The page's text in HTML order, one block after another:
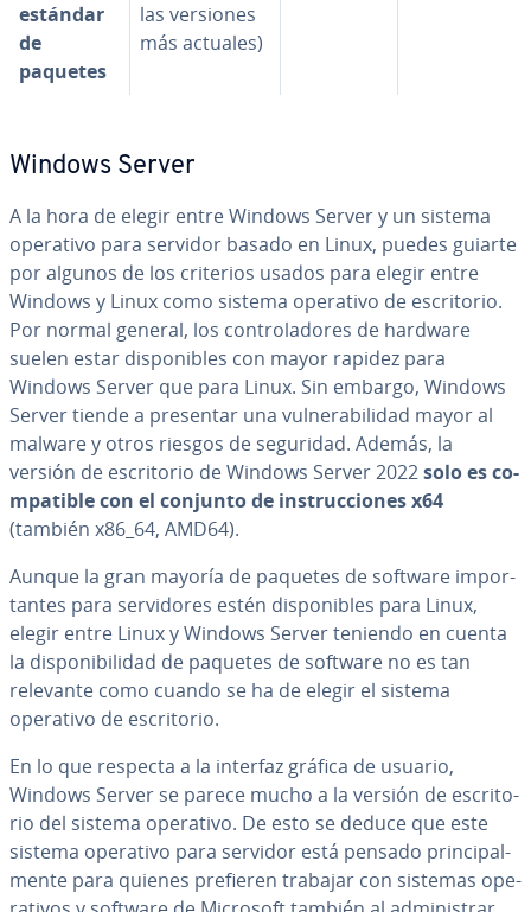
estándar
de
paquetes
las versiones
más actuales)
Windows Server
A la hora de elegir entre Windows Server y un sistema
operativo para servidor basado en Linux, puedes guiarte
por algunos de los criterios usados para elegir entre
Windows y Linux como sistema operativo de es­cri­to­rio.
Por normal general, los co­n­tro­la­do­res de hardware
suelen estar di­s­po­ni­bles con mayor rapidez para
Windows Server que para Linux. Sin embargo, Windows
Server tiende a presentar una vu­l­ne­ra­bi­li­dad mayor al
malware y otros riesgos de seguridad. Además, la
versión de es­cri­to­rio de Windows Server 2022solo es co­
m­pa­ti­ble con el conjunto de in­s­tru­c­cio­nes x64
(también x86_64, AMD64).
Aunque la gran mayoría de paquetes de software im­po­r­
ta­n­tes para se­r­vi­do­res estén di­s­po­ni­bles para Linux,
elegir entre Linux y Windows Server teniendo en cuenta
la di­s­po­ni­bi­li­dad de paquetes de software no es tan
relevante como cuando se ha de elegir el sistema
operativo de es­cri­to­rio.
En lo que respecta a la interfaz gráfica de usuario,
Windows Server se parece mucho a la versión de es­cri­to­
rio del sistema operativo. De esto se deduce que este
sistema operativo para servidor está pensado pri­n­ci­pa­l­
me­n­te para quienes prefieren trabajar con sistemas ope­